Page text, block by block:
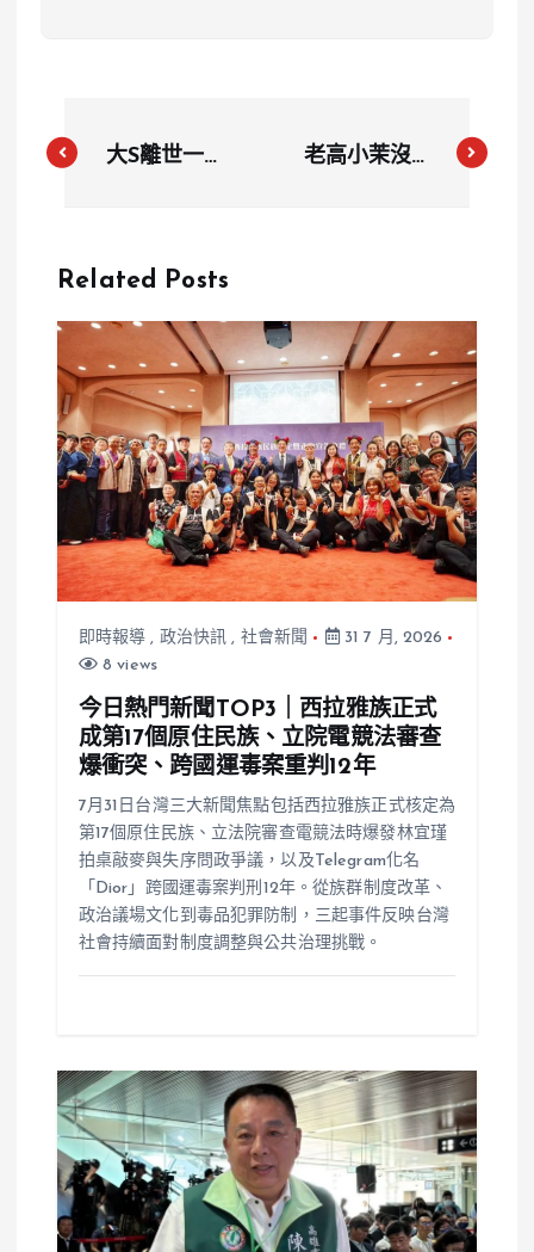
大S離世一周
光 S家全員
老高小茉沒結
Related Posts
即時報導 , 政治快訊 , 社會新聞
31 7 月, 2026
8 views
今日熱門新聞TOP3｜西拉雅族正式
成第17個原住民族、立院電競法審查
爆衝突、跨國運毒案重判12年
7月31日台灣三大新聞焦點包括西拉雅族正式核定為
第17個原住民族、立法院審查電競法時爆發林宜瑾
拍桌敲麥與失序問政爭議，以及Telegram化名
「Dior」跨國運毒案判刑12年。從族群制度改革、
政治議場文化到毒品犯罪防制，三起事件反映台灣
社會持續面對制度調整與公共治理挑戰。